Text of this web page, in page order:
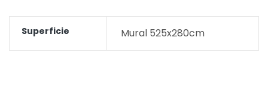
Superficie Mural 525x280cm